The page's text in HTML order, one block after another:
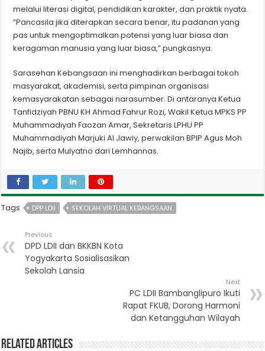
melalui literasi digital, pendidikan karakter, dan praktik nyata.
“Pancasila jika diterapkan secara benar, itu padanan yang
pas untuk mengoptimalkan potensi yang luar biasa dan
keragaman manusia yang luar biasa,” pungkasnya.
Sarasehan Kebangsaan ini menghadirkan berbagai tokoh
masyarakat, akademisi, serta pimpinan organisasi
kemasyarakatan sebagai narasumber. Di antaranya Ketua
Tanfidziyah PBNU KH Ahmad Fahrur Rozi, Wakil Ketua MPKS PP
Muhammadiyah Faozan Amar, Sekretaris LPHU PP
Muhammadiyah Marjuki Al Jawiy, perwakilan BPIP Agus Moh
Najib, serta Mulyatno dari Lemhannas.
Tags DPP LDII SEKOLAH VIRTUAL KEBANGSAAN
Previous
DPD LDII dan BKKBN Kota
Yogyakarta Sosialisasikan
Sekolah Lansia
Next
PC LDII Bambanglipuro Ikuti
Rapat FKUB, Dorong Harmoni
dan Ketangguhan Wilayah
Related Articles